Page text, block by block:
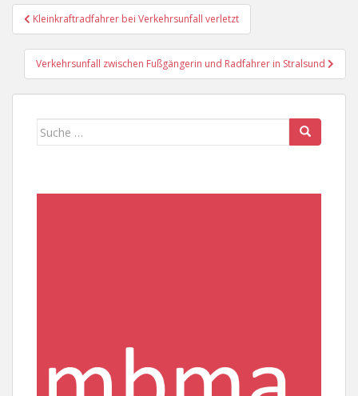
Beitragsnavigation
Kleinkraftradfahrer bei Verkehrsunfall verletzt
Verkehrsunfall zwischen Fußgängerin und Radfahrer in Stralsund
Suche